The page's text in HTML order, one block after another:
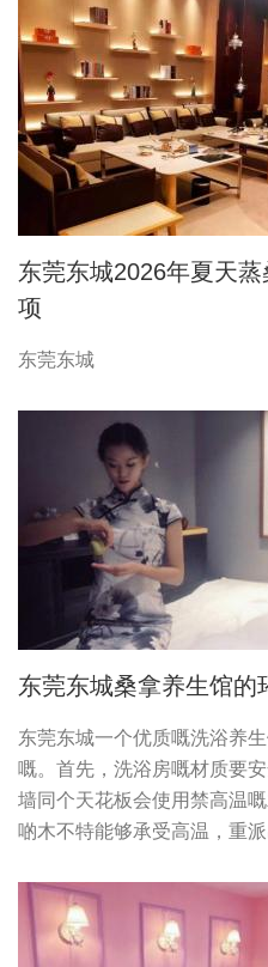
东莞东城2026年夏天
项
东莞东城
东莞东城桑拿养生馆的
东莞东城一个优质嘅洗浴养
嘅。首先，洗浴房嘅材质要
墙同个天花板会使用禁高温
啲木不特能够承受高温，重